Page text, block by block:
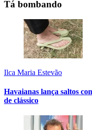
Tá bombando
Ilca Maria Estevão
Havaianas lança saltos
de clássico